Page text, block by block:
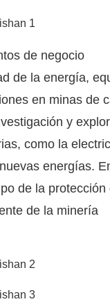
de negocio
de la energía,
en minas de
y
como la
energías.
de la protección
de la minería